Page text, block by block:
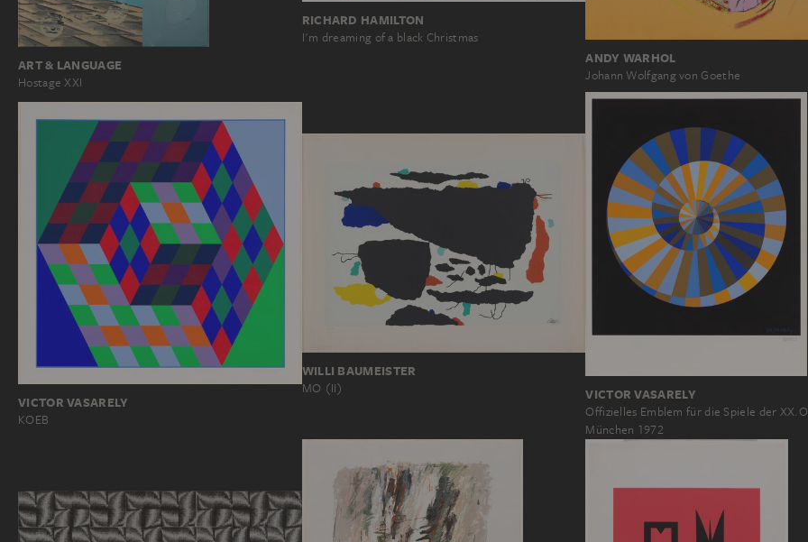
ART & LANGUAGE
Hostage XXI
RICHARD HAMILTON
I'm dreaming of a black Christmas
ANDY WARHOL
Johann Wolfgang von Goethe
VICTOR VASARELY
KOEB
WILLI BAUMEISTER
MO (II) VICTOR VASARELY
Offizielles Emblem für die Spiele der
München 1972